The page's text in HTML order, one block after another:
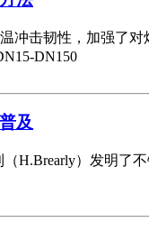
冲击韧性，加强了
DN150
及
H.Brearly）发明